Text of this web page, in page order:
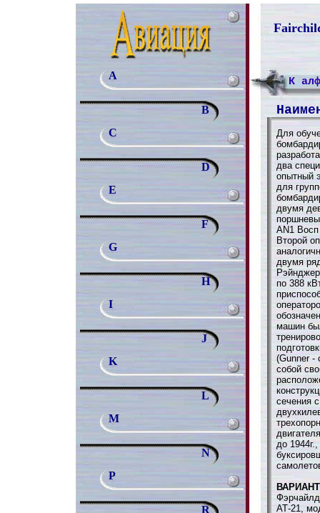
A
B
C
D
E
F
G
H
I
J
K
L
M
N
P
R
К
Для
два
опытный
для
двумя
AN1
Второй
двумя
по 388
машин
(Gunner -
собой
сечения
до
АТ-21,